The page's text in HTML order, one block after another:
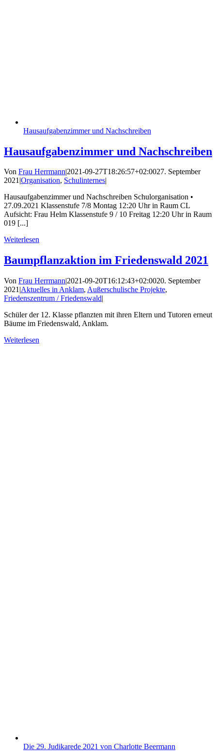
Hausaufgabenzimmer und Nachschreiben
Hausaufgabenzimmer und Nachschreiben
Von Frau Herrmann|2021-09-27T18:26:57+02:0027. September
2021|Organisation, Schulinternes|
Hausaufgabenzimmer und Nachschreiben Schulorganisation •
27.09.2021 Klassenstufe 7/8 Montag 12:20 Uhr in Raum CL
Aufsicht: Frau Helm Klassenstufe 9 / 10 Freitag 12:20 Uhr in Raum
019 [...]
Weiterlesen
Baumpflanzaktion im Friedenswald 2021
Von Frau Herrmann|2021-09-20T16:12:43+02:0020. September
2021 |Aktuelles in Anklam, Außerschulische Projekte,
Friedenszentrum / Friedenswald|
Schüler der 12. Klasse pflanzten mit ihren Eltern und Tutoren erneut
Bäume im Friedenswald, Anklam.
Weiterlesen
Die 29. Judikarede 2021 von Charlotte Beermann